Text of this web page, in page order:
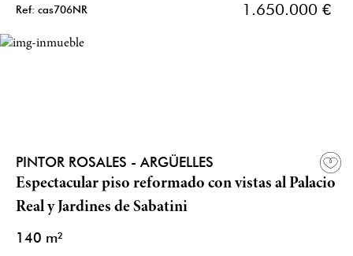
Ref: cas706NR 1.650.000 €
PINTOR ROSALES - ARGÜELLES
Espectacular piso reformado con vistas al Palacio
Real y Jardines de Sabatini
140 m²